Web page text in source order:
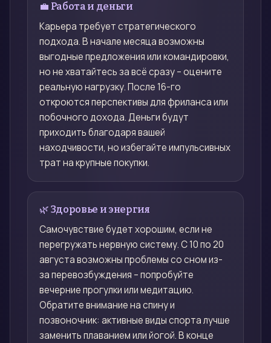
💼 Работа и деньги
Карьера требует стратегического
подхода. В начале месяца возможны
выгодные предложения или командировки,
но не хватайтесь за всё сразу – оцените
реальную нагрузку. После 16-го
откроются перспективы для фриланса или
побочного дохода. Деньги будут
приходить благодаря вашей
находчивости, но избегайте импульсивных
трат на крупные покупки.
🌿 Здоровье и энергия
Самочувствие будет хорошим, если не
перегружать нервную систему. С 10 по 20
августа возможны проблемы со сном из-
за перевозбуждения – попробуйте
вечерние прогулки или медитацию.
Обратите внимание на спину и
позвоночник: активные виды спорта лучше
заменить плаванием или йогой. В конце